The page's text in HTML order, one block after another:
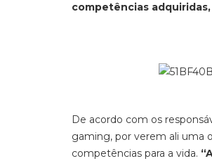
competências
De acordo com os
gaming, por verem ali uma
competências para a vida.